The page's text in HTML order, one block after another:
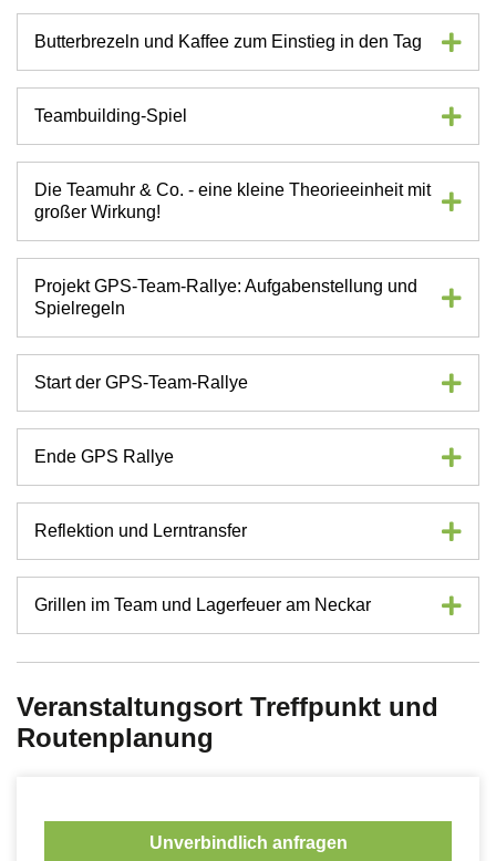
Butterbrezeln und Kaffee zum Einstieg in den Tag
Teambuilding-Spiel
Die Teamuhr & Co. - eine kleine Theorieeinheit mit
großer Wirkung!
Projekt GPS-Team-Rallye: Aufgabenstellung und
Spielregeln
Start der GPS-Team-Rallye
Ende GPS Rallye
Reflektion und Lerntransfer
Grillen im Team und Lagerfeuer am Neckar
Veranstaltungsort Treffpunkt und
Routenplanung